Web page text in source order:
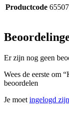
Productcode
Er zijn nog geen
Wees de eerste om
beoordelen
Je moet ingelogd zijn